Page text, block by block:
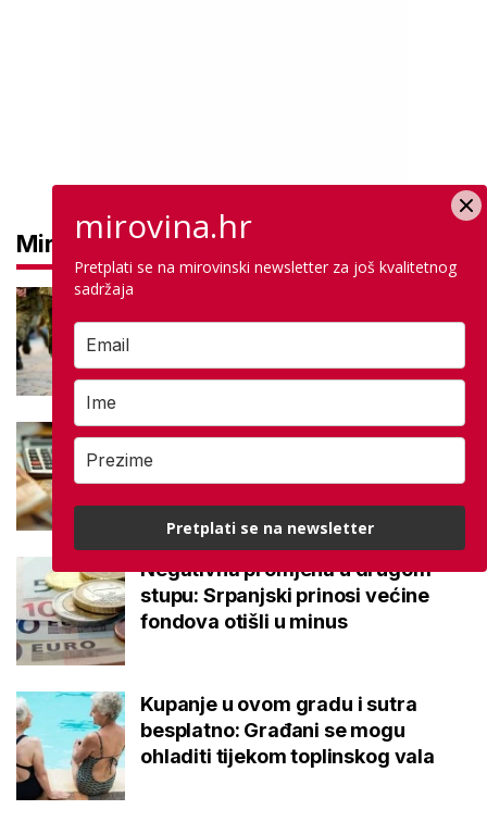
Mirovine
dvije kategorije, a prima ih oko
Što je MIREX i kako se računa?
Važna brojka za kategoriju štednje
u drugom stupu
Negativna promjena u drugom
stupu: Srpanjski prinosi većine
fondova otišli u minus
Kupanje u ovom gradu i sutra
besplatno: Građani se mogu
ohladiti tijekom toplinskog vala
mirovina.hr
Pretplati se na mirovinski newsletter za još kvalitetnog
sadržaja
Pretplati se na newsletter